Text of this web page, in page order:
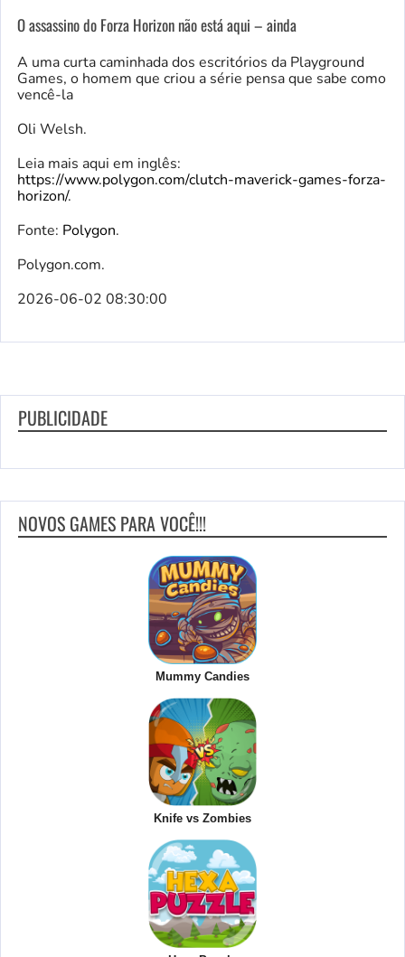
O assassino do Forza Horizon não está aqui – ainda
A uma curta caminhada dos escritórios da Playground
Games, o homem que criou a série pensa que sabe como
vencê-la
Oli Welsh.
Leia mais aqui em inglês:
https://www.polygon.com/clutch-maverick-games-forza-
horizon/.
Fonte: Polygon.
Polygon.com.
2026-06-02 08:30:00
PUBLICIDADE
NOVOS GAMES PARA VOCÊ!!!
Mummy Candies
Knife vs Zombies